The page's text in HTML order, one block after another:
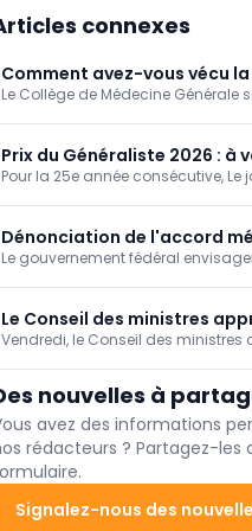
connexes
Comment avez-vous vécu
tant que médecin
Le Collège de Médecine Générale
Prix du Généraliste 2026 : à
Pour la 25e année consécutive, Le
récompenser les travaux de fin
jeunes médecins francophones
leurs universités respectives.
Dénonciation de l'accord
GBO met en garde contre
des honoraires médicaux
Le gouvernement fédéral
omnipraticiens (GBO) redoute
linéaire ne réduise la rémunération
Le Conseil des ministres
financement du KCE pour
Vendredi, le Conseil des ministres
millions d'euros.
nouvelles à
avez des informations
rédacteurs ? Partagez-les
Signalez-nous des